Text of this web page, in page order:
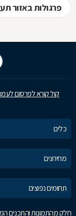
פרגולות באזור
קול קורא לפרסום
כלים
מחירונים
תחומים נפוצים
חלק מהתמונות והתכנים